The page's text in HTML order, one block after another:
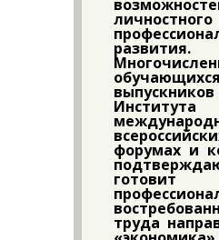
развития.
форумах и
готовит
труда